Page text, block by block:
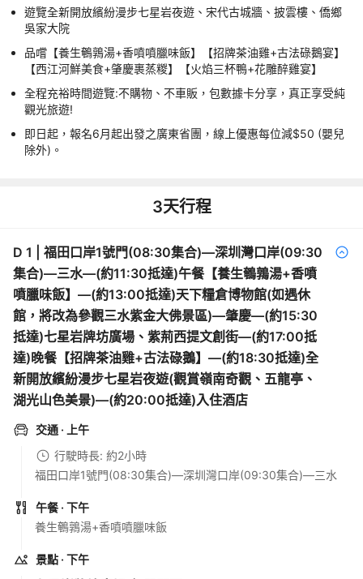
遊覽全新開放繽紛漫步七星岩夜遊、宋代古城牆、披雲樓、僑鄉
吳家大院
品嚐【養生鵪鶉湯+香噴噴臘味飯】【招牌茶油雞+古法碌鵝宴】
【西江河鮮美食+肇慶裹蒸糉】【火焰三杯鴨+花雕醉雞宴】
全程充裕時間遊覽:不購物、不車販，包數據卡分享，真正享受純
觀光旅遊!
即日起，報名6月起出發之廣東省團，線上優惠每位減$50 (嬰兒
除外)。
3天行程
D 1
福田口岸1號門(08:30集合)—深圳灣口岸(09:30
集合)—三水—(約11:30抵達)午餐【養生鵪鶉湯+香噴
噴臘味飯】—(約13:00抵達)天下糧倉博物館(如遇休
館，將改為參觀三水紫金大佛景區)—肇慶—(約15:30
抵達)七星岩牌坊廣場、紫荊西提文創街—(約17:00抵
達)晚餐【招牌茶油雞+古法碌鵝】—(約18:30抵達)全
新開放繽紛漫步七星岩夜遊(觀賞嶺南奇觀、五龍亭、
湖光山色美景)—(約20:00抵達)入住酒店
交通 · 上午
行駛時長: 約2小時
福田口岸1號門(08:30集合)—深圳灣口岸(09:30集合)—三水
午餐 · 下午
養生鵪鶉湯+香噴噴臘味飯
景點 · 下午